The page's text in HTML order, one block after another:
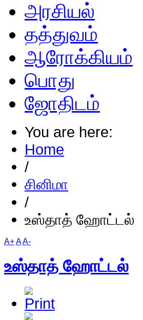
அரசியல்
தத்துவம்
ஆரோக்கியம்
பொது
ஜோதிடம்
You are here:
Home
/
சினிமா
/
உஸ்தாத் ஹோட்டல்
A+AA-
உஸ்தாத் ஹோட்டல்